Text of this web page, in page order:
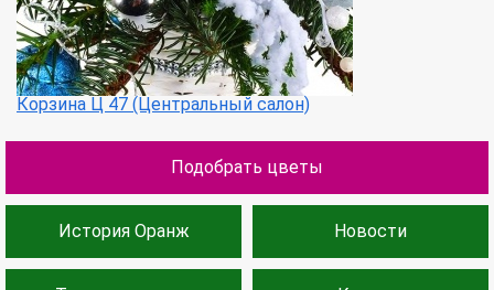
Корзина Ц 47 (Центральный салон)
Подобрать цветы
История Оранж Новости